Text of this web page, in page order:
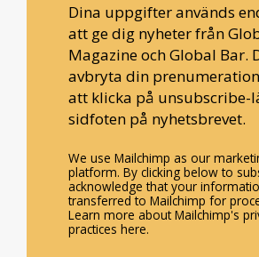
Dina uppgifter används
att ge dig nyheter från
Magazine och Global Bar.
avbryta din
att klicka på unsubscribe-
sidfoten på nyhetsbrevet.
We use Mailchimp as our
platform. By clicking below to
acknowledge that your
transferred to Mailchimp for
Learn more about Mailchimp's
practices here.